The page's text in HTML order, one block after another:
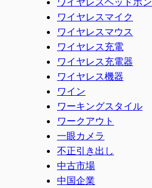
ワイヤレスマイク
ワイヤレスマウス
ワイヤレス充電
ワイヤレス充電器
ワイヤレス機器
ワイン
ワーキングスタイル
ワークアウト
一眼カメラ
不正引き出し
中古市場
中国企業